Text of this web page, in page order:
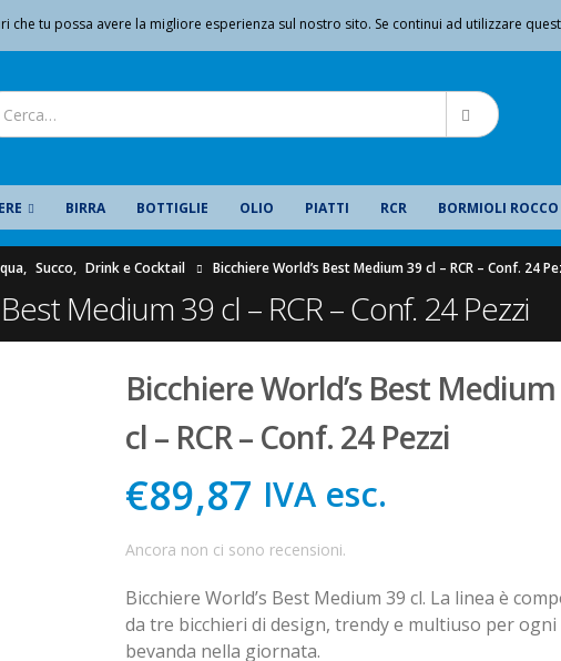
Benvenuto da GMA Serigrafia | IL MIO
BIRRA BOTTIGLIE OLIO PIATTI RCR BORMIOLI ROCCO
, Succo, Drink e Cocktail Bicchiere World’s Best Medium 39 cl – RCR – Conf. 24
Medium 39 cl – RCR – Conf. 24 Pezzi
Bicchiere World’s Best
cl – RCR – Conf. 24 Pezzi
€89,87 IVA esc.
Ancora non ci sono recensioni.
Bicchiere World’s Best Medium 39 cl. La linea è
da tre bicchieri di design, trendy e multiuso per ogni
bevanda nella giornata.
che tu possa avere la migliore esperienza sul nostro sito. Se continui ad utilizzare